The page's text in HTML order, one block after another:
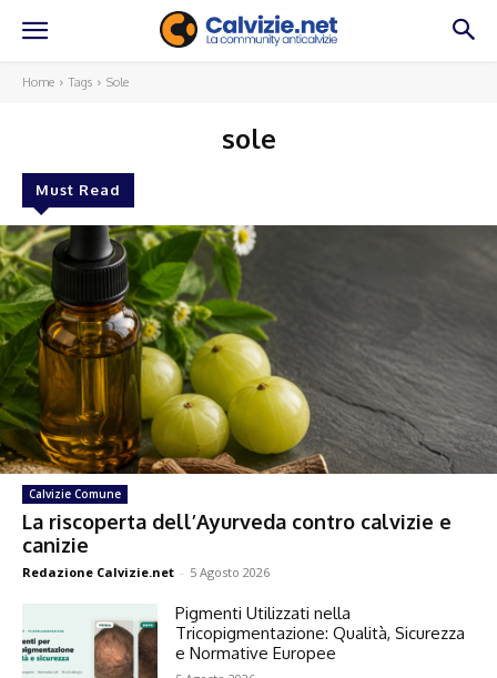
Home Tags Sole
sole
Must Read
Calvizie Comune
La riscoperta dell’Ayurveda contro calvizie e
canizie
Redazione Calvizie.net - 5 Agosto 2026
Pigmenti Utilizzati nella
Tricopigmentazione: Qualità, Sicurezza
e Normative Europee